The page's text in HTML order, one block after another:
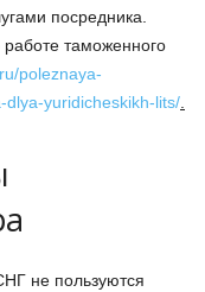
посредника.
таможенного
poleznaya-
yuridicheskikh-lits/
не пользуются